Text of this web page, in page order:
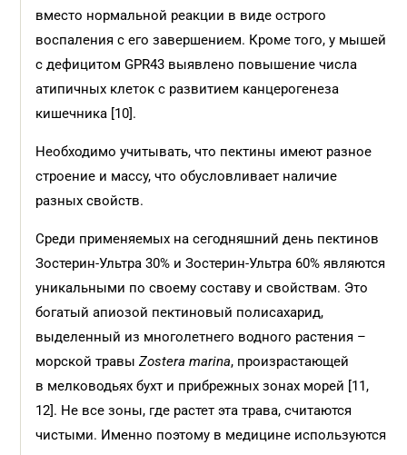
вместо нормальной реакции в виде острого
воспаления с его завершением. Кроме того, у мышей
с дефицитом GPR43 выявлено повышение числа
атипичных клеток с развитием канцерогенеза
кишечника [10].
Необходимо учитывать, что пектины имеют разное
строение и массу, что обусловливает наличие
разных свойств.
Среди применяемых на сегодняшний день пектинов
Зостерин-Ультра 30% и Зостерин-Ультра 60% являются
уникальными по своему составу и свойствам. Это
богатый апиозой пектиновый полисахарид,
выделенный из многолетнего водного растения –
морс­кой травыZostera marina, произрастающей
в мелководьях бухт и прибрежных зонах морей [11,
12]. Не все зоны, где растет эта трава, считаются
чистыми. Именно поэтому в медицине используются